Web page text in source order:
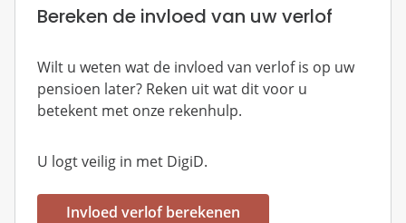
Bereken de invloed van uw verlof
Wilt u weten wat de invloed van verlof is op uw
pensioen later? Reken uit wat dit voor u
betekent met onze rekenhulp.
U logt veilig in met DigiD.
Invloed verlof berekenen